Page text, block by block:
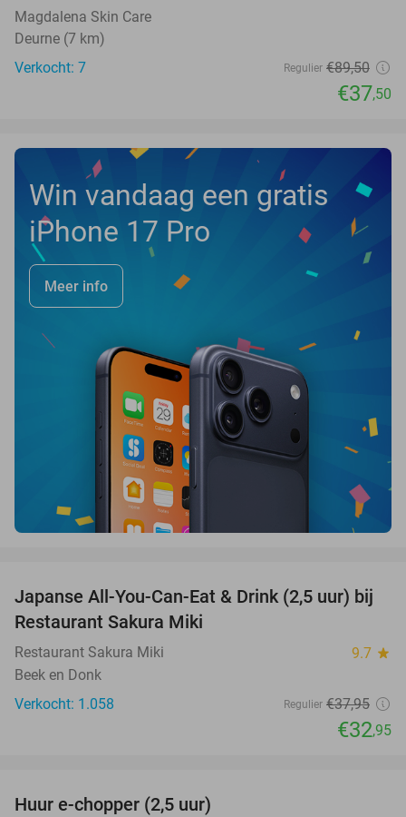
Magdalena Skin Care
Deurne (7 km)
Verkocht: 7
Regulier €89,50
€37,50
Win vandaag een gratis
iPhone 17 Pro
Meer info
13%
Japanse All-You-Can-Eat & Drink (2,5 uur) bij
Restaurant Sakura Miki
Restaurant Sakura Miki 9.7 star
Beek en Donk
Verkocht: 1.058
Regulier €37,95
€32,95
Huur e-chopper (2,5 uur)